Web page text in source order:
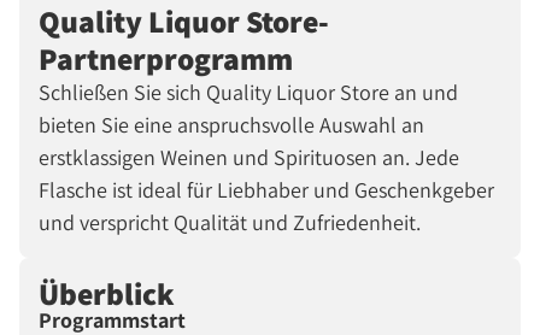
Quality Liquor Store-
Partnerprogramm
Schließen Sie sich Quality Liquor Store an und
bieten Sie eine anspruchsvolle Auswahl an
erstklassigen Weinen und Spirituosen an. Jede
Flasche ist ideal für Liebhaber und Geschenkgeber
und verspricht Qualität und Zufriedenheit.
Überblick
Programmstart